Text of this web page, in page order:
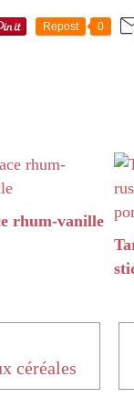
Repost 0
rhum-vanille
céréales